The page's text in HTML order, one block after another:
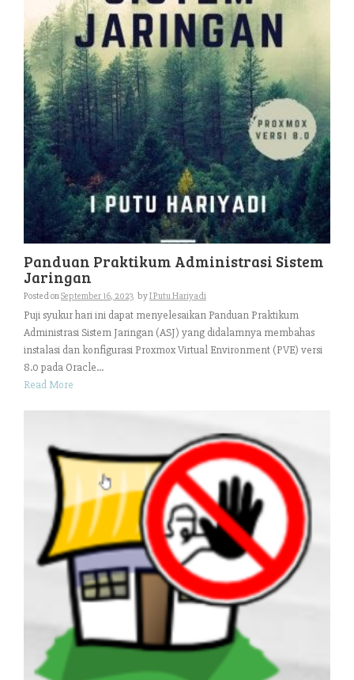
Panduan Praktikum Administrasi Sistem
Jaringan
Posted onSeptember 16, 2023 byI Putu Hariyadi
Puji syukur hari ini dapat menyelesaikan Panduan Praktikum
Administrasi Sistem Jaringan (ASJ) yang didalamnya membahas
instalasi dan konfigurasi Proxmox Virtual Environment (PVE) versi
8.0 pada Oracle...
Read More